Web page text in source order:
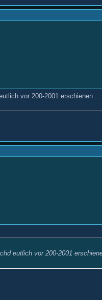
vor 200-2001 erschienen
eutlich vor 200-2001